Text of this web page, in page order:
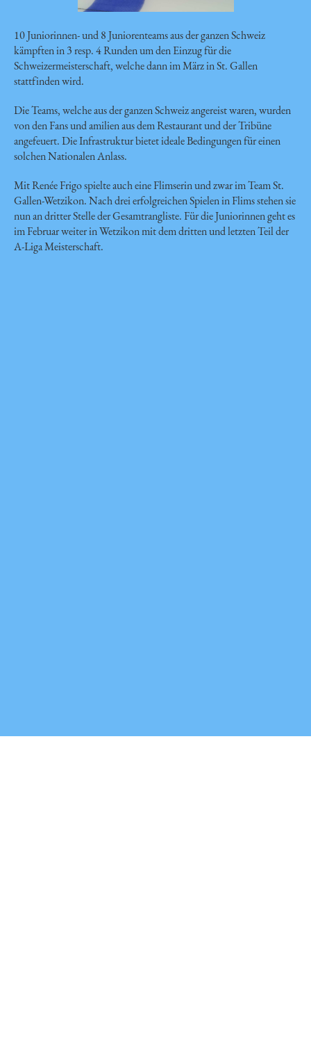
10 Juniorinnen- und 8 Juniorenteams aus der ganzen Schweiz
kämpften in 3 resp. 4 Runden um den Einzug für die
Schweizermeisterschaft, welche dann im März in St. Gallen
stattfinden wird.
Die Teams, welche aus der ganzen Schweiz angereist waren, wurden
von den Fans und amilien aus dem Restaurant und der Tribüne
angefeuert. Die Infrastruktur bietet ideale Bedingungen für einen
solchen Nationalen Anlass.
Mit Renée Frigo spielte auch eine Flimserin und zwar im Team St.
Gallen-Wetzikon. Nach drei erfolgreichen Spielen in Flims stehen sie
nun an dritter Stelle der Gesamtrangliste. Für die Juniorinnen geht es
im Februar weiter in Wetzikon mit dem dritten und letzten Teil der
A-Liga Meisterschaft.